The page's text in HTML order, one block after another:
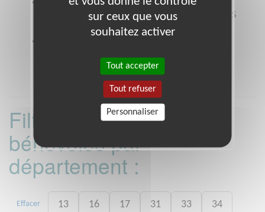
Coordonnées18 avenue de la Porte Brunet –
75019 PARIS 30, boulevard d'Algérie - 75019 PARIS
* TOUT LE DEPARTEMENT (78)
Filtrer les missions
bénévoles par
département :
Effacer 13 16 17 31 33 34
sur ceux que vous
souhaitez activer
Tout accepter
Tout refuser
Personnaliser